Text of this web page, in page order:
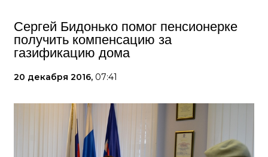
Сергей Бидонько помог пенсионерке
получить компенсацию за
газификацию дома
20 декабря 2016, 07:41